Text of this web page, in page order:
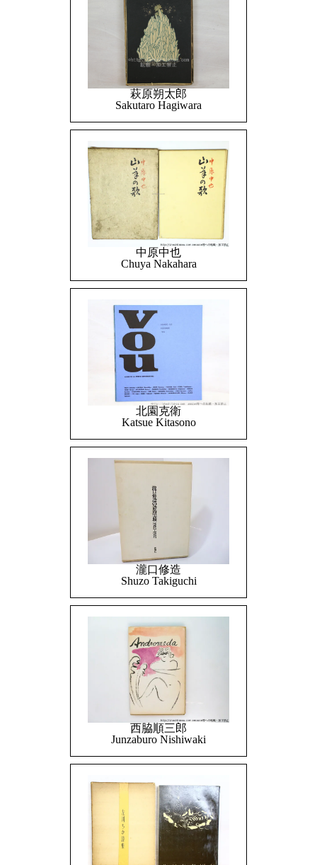
萩原朔太郎
Sakutaro Hagiwara
中原中也
Chuya Nakahara
北園克衛
Katsue Kitasono
瀧口修造
Shuzo Takiguchi
西脇順三郎
Junzaburo Nishiwaki